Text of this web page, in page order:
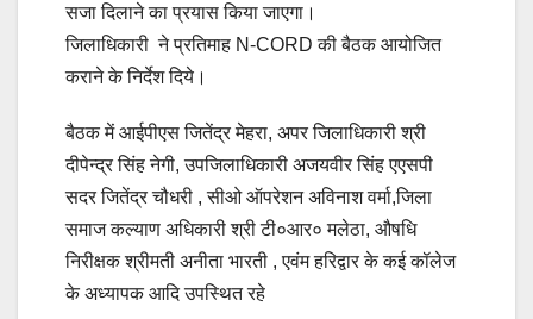
सजा दिलाने का प्रयास किया जाएगा।
जिलाधिकारी ने प्रतिमाह N-CORD की बैठक आयोजित
कराने के निर्देश दिये।
बैठक में आईपीएस जितेंद्र मेहरा, अपर जिलाधिकारी श्री
दीपेन्द्र सिंह नेगी, उपजिलाधिकारी अजयवीर सिंह एएसपी
सदर जितेंद्र चौधरी , सीओ ऑपरेशन अविनाश वर्मा,जिला
समाज कल्याण अधिकारी श्री टी०आर० मलेठा, औषधि
निरीक्षक श्रीमती अनीता भारती , एवंम हरिद्वार के कई कॉलेज
के अध्यापक आदि उपस्थित रहे